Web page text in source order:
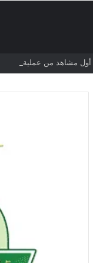
أول مشاهد من عملية البحث